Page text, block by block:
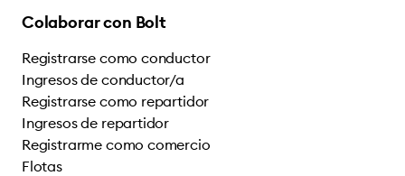
Colaborar con Bolt
Registrarse como conductor
Ingresos de conductor/a
Registrarse como repartidor
Ingresos de repartidor
Registrarme como comercio
Flotas